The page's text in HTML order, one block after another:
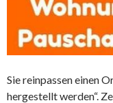
Sie reinpassen einen
hergestellt werden“.